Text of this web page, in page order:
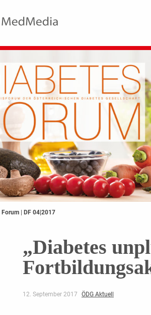
Forum | DF 04|2017
„Diabetes
12. September 2017 ÖDG Aktuell